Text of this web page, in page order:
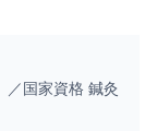
／国家資格 鍼灸